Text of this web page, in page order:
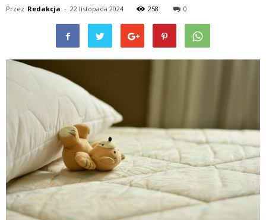
Przez Redakcja - 22 listopada 2024 258 0